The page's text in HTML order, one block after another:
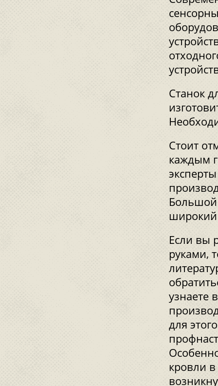
Станок
Стоит
каждым
Большой
широкий
Если вы
руками,
узнаете
для
кровли